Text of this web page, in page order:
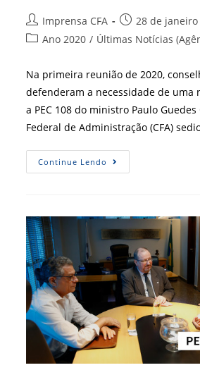
Autor
do
Imprensa CFA
Post
publicado:
28 de
Categoria
Ano 2020 / Últimas Notícias
Na primeira reunião de 2020,
defenderam a necessidade de uma
a PEC 108 do ministro Paulo Guedes
Federal de Administração (CFA)
Continue Lendo Fórum
Dos
Regulamentadas